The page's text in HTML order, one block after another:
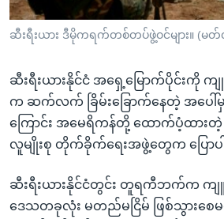
ကျော်
ကြည့်
ရှာဖွေ
ရန်
နေရာ
သို့
ရန်
ဘာသာစကားများ
ဆီးရီးယား ဒီမိုကရက်တစ်တပ်ဖွဲ့ဝင်များ။ (မတ်
ဆီးရီးယားနိုင်ငံ အရှေ့မြောက်ပိုင်းကို
က ဆက်လက် ခြိမ်းခြောက်နေတဲ့ အပေါ်
ကြောင်း အမေရိကန်တို့ ထောက်ပံ့ထားတဲ့
လူမျိုးစု တိုက်ခိုက်ရေးအဖွဲ့တွေက ပြော
ဆီးရီးယားနိုင်ငံတွင်း တူရကီဘက်က ကျူ
ဒေသတခုလုံး မတည်မငြိမ် ဖြစ်သွားစေ